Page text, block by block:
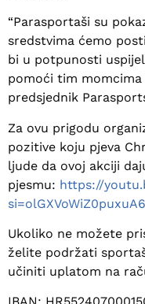
“Parasportaši su
sredstvima ćemo
bi u potpunosti
pomoći tim momcima
predsjednik
Za ovu prigodu
pozitive koju pjeva
ljude da ovoj akciji
pjesmu: https://
si=olGXVoWiZ0puxuA6
Ukoliko ne možete
želite podržati
učiniti uplatom na